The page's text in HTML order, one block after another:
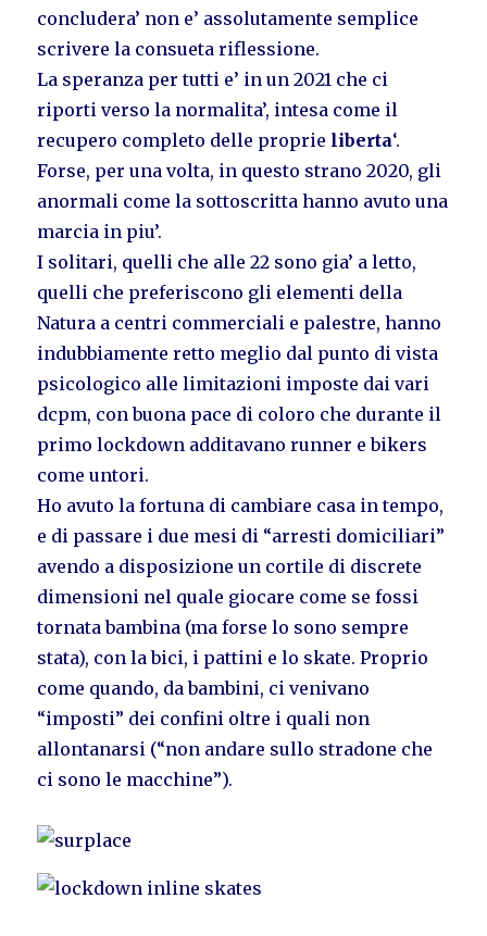
concludera’ non e’ assolutamente semplice
scrivere la consueta riflessione.
La speranza per tutti e’ in un 2021 che ci
riporti verso la normalita’, intesa come il
recupero completo delle proprie liberta‘.
Forse, per una volta, in questo strano 2020, gli
anormali come la sottoscritta hanno avuto una
marcia in piu’.
I solitari, quelli che alle 22 sono gia’ a letto,
quelli che preferiscono gli elementi della
Natura a centri commerciali e palestre, hanno
indubbiamente retto meglio dal punto di vista
psicologico alle limitazioni imposte dai vari
dcpm, con buona pace di coloro che durante il
primo lockdown additavano runner e bikers
come untori.
Ho avuto la fortuna di cambiare casa in tempo,
e di passare i due mesi di “arresti domiciliari”
avendo a disposizione un cortile di discrete
dimensioni nel quale giocare come se fossi
tornata bambina (ma forse lo sono sempre
stata), con la bici, i pattini e lo skate. Proprio
come quando, da bambini, ci venivano
“imposti” dei confini oltre i quali non
allontanarsi (“non andare sullo stradone che
ci sono le macchine”).